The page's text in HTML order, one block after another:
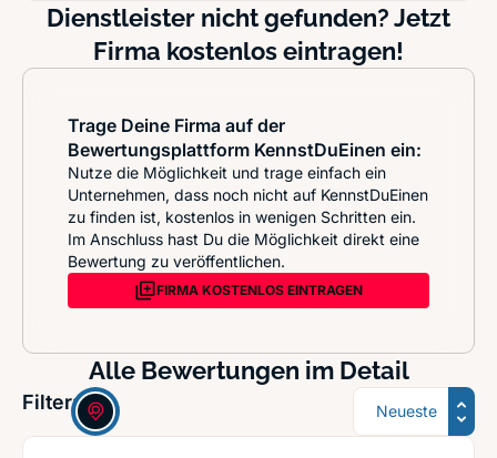
Dienstleister nicht gefunden? Jetzt
Firma kostenlos eintragen!
Trage Deine Firma auf der
Bewertungsplattform KennstDuEinen ein:
Nutze die Möglichkeit und trage einfach ein
Unternehmen, dass noch nicht auf KennstDuEinen
zu finden ist, kostenlos in wenigen Schritten ein.
Im Anschluss hast Du die Möglichkeit direkt eine
Bewertung zu veröffentlichen.
FIRMA KOSTENLOS EINTRAGEN
Alle Bewertungen im Detail
Filter: Sortierung